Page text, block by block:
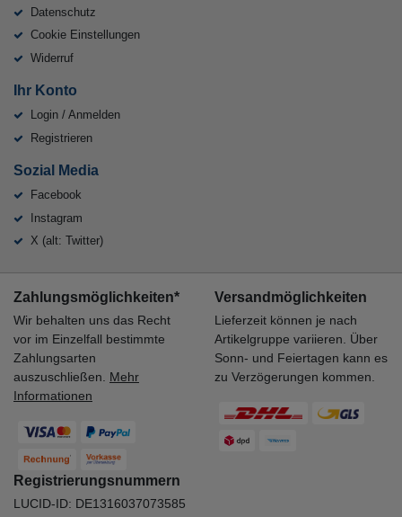
Datenschutz
Cookie Einstellungen
Widerruf
Ihr Konto
Login / Anmelden
Registrieren
Sozial Media
Facebook
Instagram
X (alt: Twitter)
Zahlungsmöglichkeiten*
Wir behalten uns das Recht
vor im Einzelfall bestimmte
Zahlungsarten
auszuschließen. Mehr
Informationen
Versandmöglichkeiten
Lieferzeit können je nach
Artikelgruppe variieren. Über
Sonn- und Feiertagen kann es
zu Verzögerungen kommen.
Registrierungsnummern
LUCID-ID: DE1316037073585